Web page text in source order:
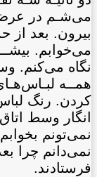
می‌شـم در عرض
بيرون. بعد از
می‌خوابم.
نگاه می‌کنم.
همــه
کردن. رنگ
انگار وسط
نمی‌تونم
نمی‌دانم چرا
فرستادند.